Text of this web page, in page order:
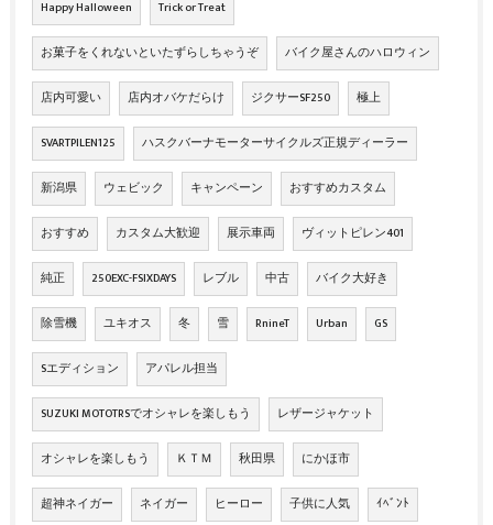
Happy Halloween Trick or Treat
お菓子をくれないといたずらしちゃうぞ バイク屋さんのハロウィン
店内可愛い 店内オバケだらけ ジクサーSF250 極上
SVARTPILEN125 ハスクバーナモーターサイクルズ正規ディーラー
新潟県 ウェビック キャンペーン おすすめカスタム
おすすめ カスタム大歓迎 展示車両 ヴィットピレン401
純正 250EXC-FSIXDAYS レブル 中古 バイク大好き
除雪機 ユキオス 冬 雪 RnineT Urban GS
Sエディション アパレル担当
SUZUKI MOTOTRSでオシャレを楽しもう レザージャケット
オシャレを楽しもう ＫＴＭ 秋田県 にかほ市
超神ネイガー ネイガー ヒーロー 子供に人気 ｲﾍﾞﾝﾄ